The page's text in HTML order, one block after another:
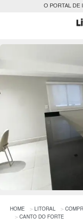
O PORTAL DE
HOME LITORAL
CANTO DO FORTE